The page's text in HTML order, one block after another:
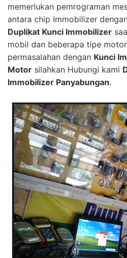
memerlukan pemrograman
antara chip Immobilizer
Duplikat Kunci Immobilizer
mobil dan beberapa tipe
permasalahan dengan Kunci
Motor silahkan Hubungi kami
Immobilizer Panyabungan.